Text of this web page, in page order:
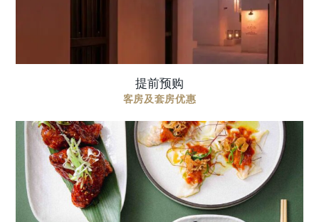
提前预购
客房及套房优惠
用当代日韩融合料理，升华您的午间时光 尽享优雅
的四道式用餐之旅：精致开胃小菜、手作寿司卷、